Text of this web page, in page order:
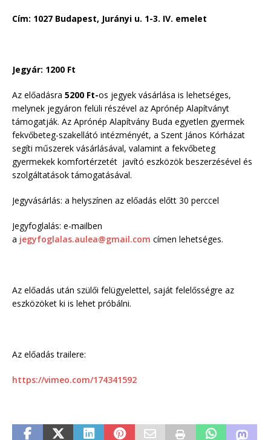
Cím: 1027 Budapest, Jurányi u. 1-3. IV. emelet
Jegyár: 1200 Ft
Az előadásra 5200 Ft-os jegyek vásárlása is lehetséges,
melynek jegyáron felüli részével az Aprónép Alapítványt
támogatják. Az Aprónép Alapítvány Buda egyetlen gyermek
fekvőbeteg-szakellátó intézményét, a Szent János Kórházat
segíti műszerek vásárlásával, valamint a fekvőbeteg
gyermekek komfortérzetét javító eszközök beszerzésével és
szolgáltatások támogatásával.
Jegyvásárlás: a helyszínen az előadás előtt 30 perccel
Jegyfoglalás: e-mailben
a jegyfoglalas.aulea@gmail.com címen lehetséges.
Az előadás után szülői felügyelettel, saját felelősségre az
eszközöket ki is lehet próbálni.
Az előadás trailere:
https://vimeo.com/174341592